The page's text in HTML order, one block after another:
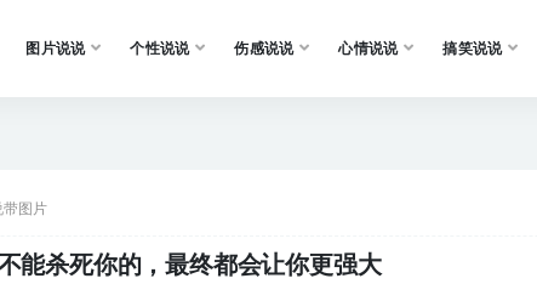
图片说说 个性说说 伤感说说 心情说说 搞笑说说
带图片
能杀死你的，最终都会让你更强大